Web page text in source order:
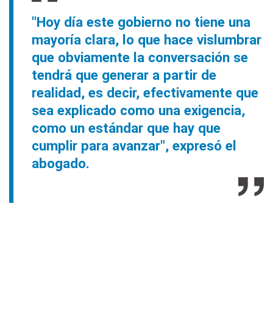
"Hoy día este gobierno no tiene una
mayoría clara, lo que hace vislumbrar
que obviamente la conversación se
tendrá que generar a partir de
realidad, es decir, efectivamente que
sea explicado como una exigencia,
como un estándar que hay que
cumplir para avanzar", expresó el
abogado.